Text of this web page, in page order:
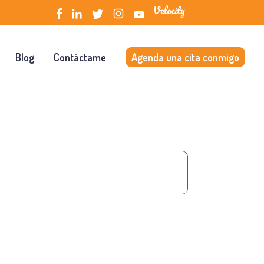
Blog Contáctame Agenda una cita conmigo